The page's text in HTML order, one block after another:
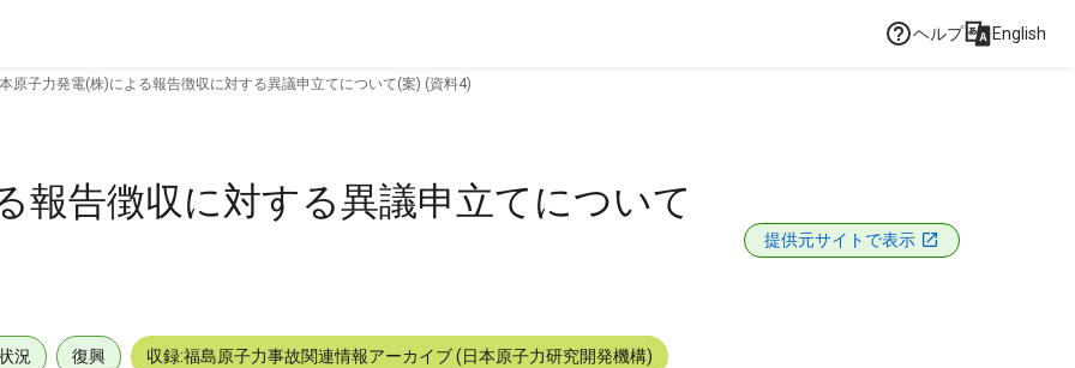
ヘルプ English
原子力発電(株)による報告徴収に対する異議申立てについて(案) (資料4)
報告徴収に対する異議申立てについて
提供元サイトで表示
況 復興 収録:福島原子力事故関連情報アーカイブ (日本原子力研究開発機構)